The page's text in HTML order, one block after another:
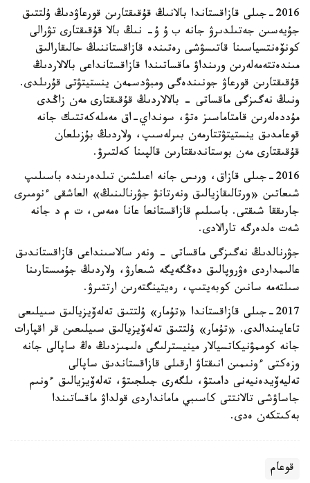
2016-جىلى قازاقستاندا بالانىڭ قۇقىقتارىن قورعاۋدىڭ ۇلتتىق
جۇيەسىن جەتىلدىرۋ جانە ب ۇ ۇ- نىڭ بالا قۇقىقتارى تۋرالى
كونۆەنتسياسىنا قاتىسۋشى رەتىندە قازاقستاننىڭ حالىقارالىق
مىندەتتەمەلەرىن ورىنداۋ ماقساتىندا قازاقستانداعى بالالاردىڭ
قۇقىقتارىن قورعاۋ جونىندەگى ومبۋدسمەن ينستيتۋتى قۇرىلدى.
ونىڭ نەگىزگى ماقساتى - بالالاردىڭ قۇقىقتارى مەن زاڭدى
مۇددەلەرىن قامتاماسىز ەتۋ، سونداي-اق مەملەكەتتىك جانە
قوعامدىق ينستيتۋتتارمەن بىرلەسىپ، ولاردىڭ بۇزىلعان
قۇقىقتارى مەن بوستاندىقتارىن قالپىنا كەلتىرۋ.
2016-جىلى قازاق، ورىس جانە اعىلشىن تىلدەرىندە باسىلىپ
شىعاتىن «ورتالىقازيالىق ونەرتانۋ جۋرنالىنىڭ» العاشقى ءنومىرى
جارىققا شىقتى. باسىلىم قازاقستانعا عانا ەمەس، ت م د جانە
شەت ەلدەرگە تارالادى.
جۋرنالدىڭ نەگىزگى ماقساتى - ونەر سالاسىنداعى قازاقستاندىق
عالىمداردى ەۋروپالىق دەڭگەيگە شىعارۋ، ولاردىڭ جۇمىستارىنا
سىلتەمە سانىن كوبەيتىپ، رەيتينگتەرىن ارتتىرۋ.
2017-جىلى قازاقستاندا «تۇمار» ۇلتتىق تەلەۆيزيالىق سىيلىعى
تاعايىندالدى. «تۇمار» ۇلتتىق تەلەۆيزيالىق سىيلىعىن قر اقپارات
جانە كوممۋنيكاتسيالار مينيسترلىگى ەلىمىزدىڭ ەڭ ساپالى جانە
وزەكتى ءونىمىن انىقتاۋ ارقىلى قازاقستاندىق ساپالى
تەليەۆيدەنيەنى دامىتۋ، ىلگەرى جىلجىتۋ، تەلەۆيزيالىق ءونىم
جاساۋشى تالانتتى كاسىبي مامانداردى قولداۋ ماقساتىندا
بەكىتكەن ەدى.
قوعام